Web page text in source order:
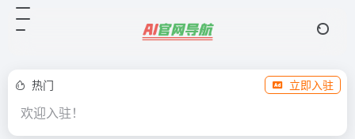
热门 立即入驻
欢迎入驻！